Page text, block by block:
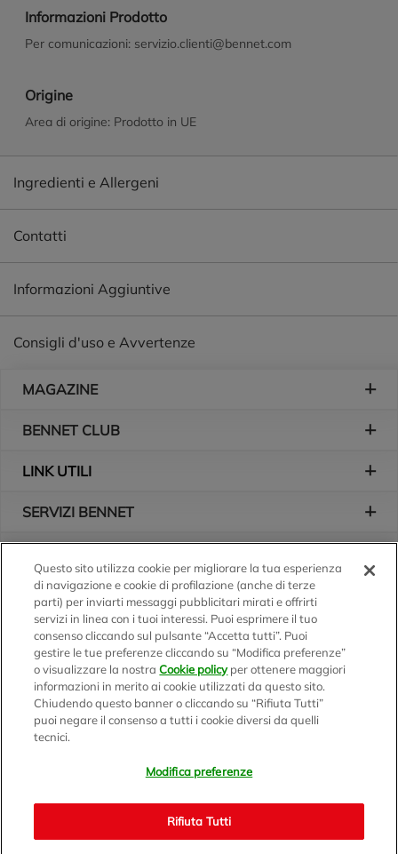
Informazioni Prodotto
Per comunicazioni: servizio.clienti@bennet.com
Origine
Area di origine: Prodotto in UE
Ingredienti e Allergeni
Contatti
Informazioni Aggiuntive
Consigli d'uso e Avvertenze
MAGAZINE
BENNET CLUB
LINK UTILI
SERVIZI BENNET
Logo Bennet
Seguici sui nostri canali
Scarica l'app
Sede Amministrativa e Commerciale: Via Enzo Ratti, 2 - 22070
Questo sito utilizza cookie per migliorare la tua esperienza
di navigazione e cookie di profilazione (anche di terze
parti) per inviarti messaggi pubblicitari mirati e offrirti
servizi in linea con i tuoi interessi. Puoi esprimere il tuo
consenso cliccando sul pulsante “Accetta tutti”. Puoi
gestire le tue preferenze cliccando su “Modifica preferenze”
o visualizzare la nostraCookie policyper ottenere maggiori
informazioni in merito ai cookie utilizzati da questo sito.
Chiudendo questo banner o cliccando su “Rifiuta Tutti”
puoi negare il consenso a tutti i cookie diversi da quelli
tecnici.
Modifica preferenze
Rifiuta Tutti